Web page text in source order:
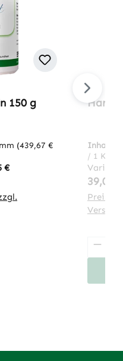
150 g
(439,67 €
€
Gib den
Inhalt:
/ 1
39,00 €
Preise